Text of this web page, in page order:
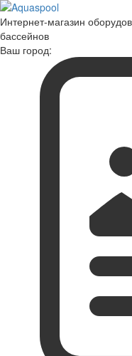
Интернет-магазин
бассейнов
Ваш город: